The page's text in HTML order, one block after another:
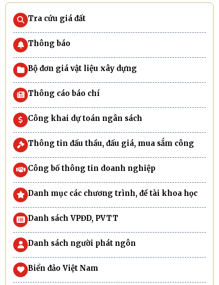
Tra cứu giá đất
Thông báo
Bộ đơn giá vật liệu xây dựng
Thông cáo báo chí
Công khai dự toán ngân sách
Thông tin đấu thầu, đấu giá, mua sắm công
Công bố thông tin doanh nghiệp
Danh mục các chương trình, đề tài khoa học
Danh sách VPĐD, PVTT
Danh sách người phát ngôn
Biển đảo Việt Nam